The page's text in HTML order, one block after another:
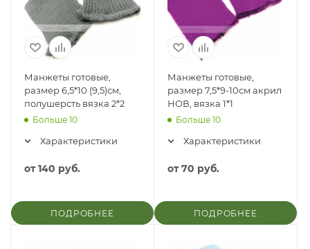
Манжеты готовые,
размер 6,5*10 (9,5)см,
полушерсть вязка 2*2
Больше 10
Характеристики
от140 руб.
ПОДРОБНЕЕ
Манжеты готовые,
размер 7,5*9-10см акрил
НОВ, вязка 1*1
Больше 10
Характеристики
от70 руб.
ПОДРОБНЕЕ